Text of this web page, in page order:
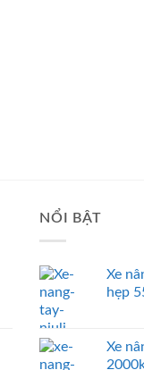
NỔI BẬT
Xe
hẹp
Xe